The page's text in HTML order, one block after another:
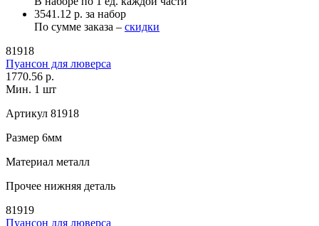
3541.12 р. за набор
По сумме заказа – скидки
81918
Пуансон для люверса
1770.56 р.
Мин. 1 шт
Артикул 81918
Размер 6мм
Материал металл
Прочее нижняя деталь
81919
Пуансон для люверса